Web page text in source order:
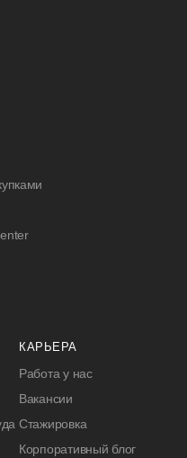
КАРЬЕРА
Работа у нас
Вакансии
Стажировка
Корпоративный блог